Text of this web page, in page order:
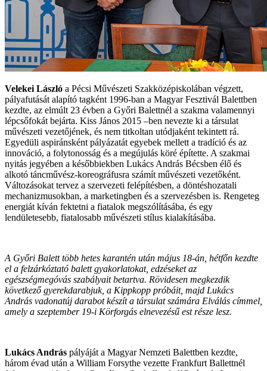
Velekei László a Pécsi Művészeti Szakközépiskolában végzett,
pályafutását alapító tagként 1996-ban a Magyar Fesztivál Balettben
kezdte, az elmúlt 23 évben a Győri Balettnél a szakma valamennyi
lépcsőfokát bejárta. Kiss János 2015 –ben nevezte ki a társulat
művészeti vezetőjének, és nem titkoltan utódjaként tekintett rá.
Egyedüli aspiránsként pályázatát egyebek mellett a tradíció és az
innováció, a folytonosság és a megújulás köré építette. A szakmai
nyitás jegyében a későbbiekben Lukács András Bécsben élő és
alkotó táncművész-koreográfusra számít művészeti vezetőként.
Változásokat tervez a szervezeti felépítésben, a döntéshozatali
mechanizmusokban, a marketingben és a szervezésben is. Rengeteg
energiát kíván fektetni a fiatalok megszólításába, és egy
lendületesebb, fiatalosabb művészeti stílus kialakításába.
A Győri Balett több hetes karantén után május 18-án, hétfőn kezdte
el a felzárkóztató balett gyakorlatokat, edzéseket az
egészségmegóvás szabályait betartva. Rövidesen megkezdik
következő gyerekdarabjuk, a Kippkopp próbáit, majd Lukács
András vadonatúj darabot készít a társulat számára Elválás címmel,
amely a szeptember 19-i Körforgás elnevezésű est része lesz.
Lukács András pályáját a Magyar Nemzeti Balettben kezdte,
három évad után a William Forsythe vezette Frankfurt Ballettnél